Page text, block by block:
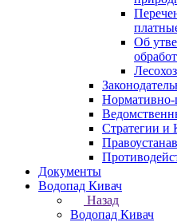
Об
Нормативно-
Стратегии и
Документы
Водопад Кивач
Назад
Водопад Кивач